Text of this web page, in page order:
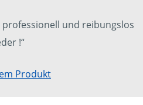
professionell und reibungslos
!“
Produkt